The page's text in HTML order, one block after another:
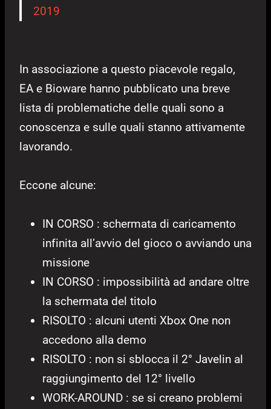
2019
In associazione a questo piacevole regalo,
EA e Bioware hanno pubblicato una breve
lista di problematiche delle quali sono a
conoscenza e sulle quali stanno attivamente
lavorando.
Eccone alcune:
IN CORSO : schermata di caricamento
infinita all’avvio del gioco o avviando una
missione
IN CORSO : impossibilità ad andare oltre
la schermata del titolo
RISOLTO : alcuni utenti Xbox One non
accedono alla demo
RISOLTO : non si sblocca il 2° Javelin al
raggiungimento del 12° livello
WORK-AROUND : se si creano problemi